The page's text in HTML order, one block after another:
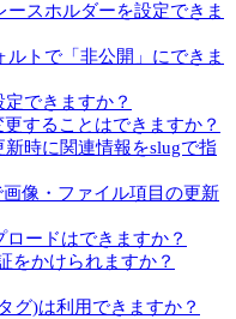
スホルダーを設定できま
ルトで「非公開」にできま
できますか？
することはできますか？
時に関連情報をslugで指
像・ファイル項目の更新
ードはできますか？
をかけられますか？
グ)は利用できますか？